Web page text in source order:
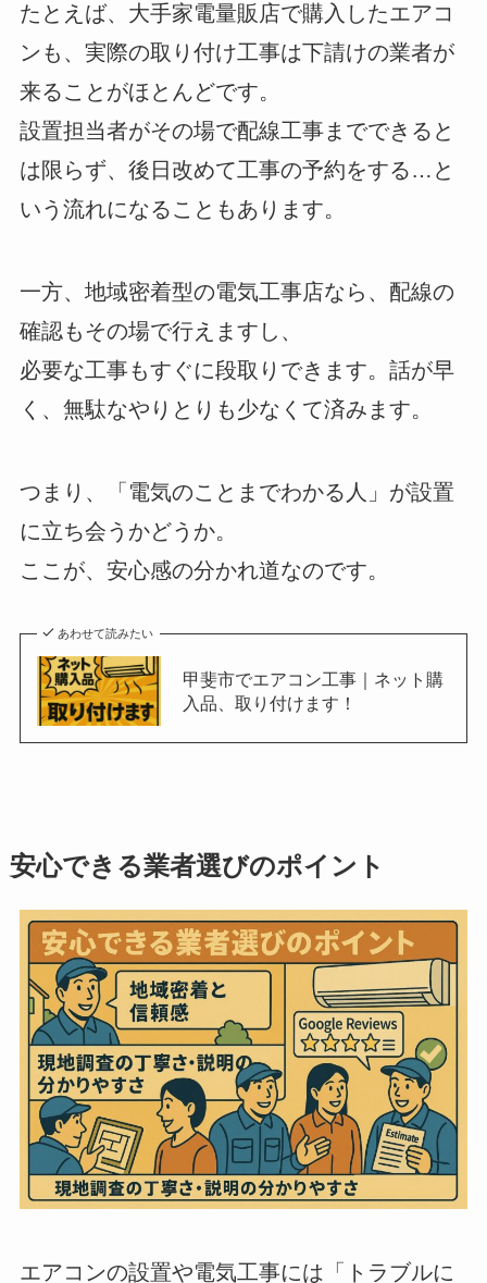
たとえば、大手家電量販店で購入したエアコ
ンも、実際の取り付け工事は下請けの業者が
来ることがほとんどです。
設置担当者がその場で配線工事までできると
は限らず、後日改めて工事の予約をする…と
いう流れになることもあります。
一方、地域密着型の電気工事店なら、配線の
確認もその場で行えますし、
必要な工事もすぐに段取りできます。話が早
く、無駄なやりとりも少なくて済みます。
つまり、「電気のことまでわかる人」が設置
に立ち会うかどうか。
ここが、安心感の分かれ道なのです。
あわせて読みたい
甲斐市でエアコン工事｜ネット購
入品、取り付けます！
安心できる業者選びのポイント
エアコンの設置や電気工事には「トラブルに